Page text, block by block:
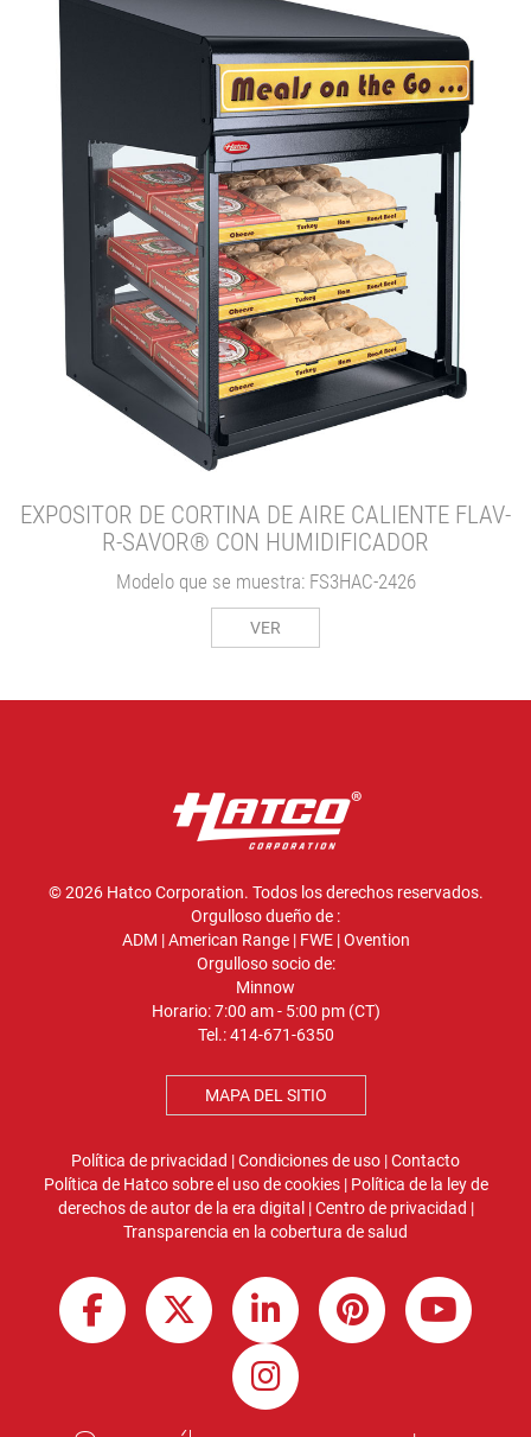
EXPOSITOR DE CORTINA DE AIRE CALIENTE FLAV-
R-SAVOR® CON HUMIDIFICADOR
Modelo que se muestra: FS3HAC-2426
VER
© 2026 Hatco Corporation. Todos los derechos reservados.
Orgulloso dueño de :
ADM |American Range| FWE|Ovention
Orgulloso socio de:
Minnow
Horario: 7:00 am - 5:00 pm (CT)
Tel.:414-671-6350
MAPA DEL SITIO
Política de privacidad |Condiciones de uso |Contacto
Política de Hatco sobre el uso de cookies| Política de la ley de
derechos de autor de la era digital |Centro de privacidad |
Transparencia en la cobertura de salud